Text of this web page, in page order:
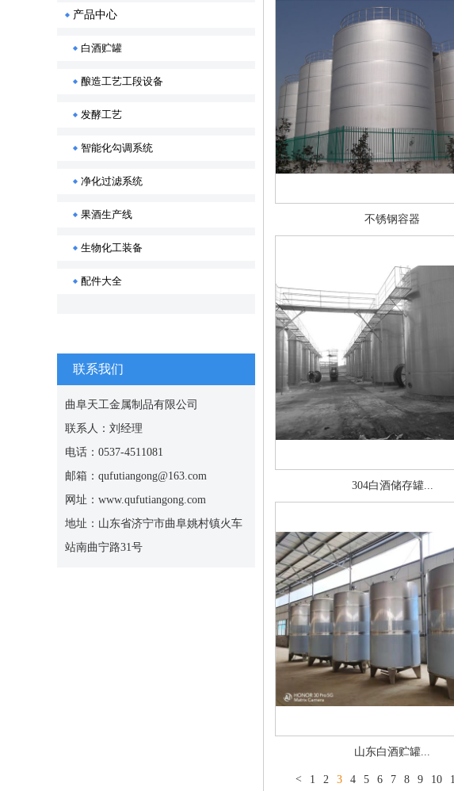
产品中心
白酒贮罐
酿造工艺工段设备
发酵工艺
智能化勾调系统
净化过滤系统
果酒生产线
生物化工装备
配件大全
联系我们
曲阜天工金属制品有限公司
联系人：刘经理
电话：0537-4511081
邮箱：qufutiangong@163.com
网址：www.qufutiangong.com
地址：山东省济宁市曲阜姚村镇火车
站南曲宁路31号
不锈钢容器
304白酒储存罐...
山东白酒贮罐...
< 1 2 3 4 5 6 7 8 9 10